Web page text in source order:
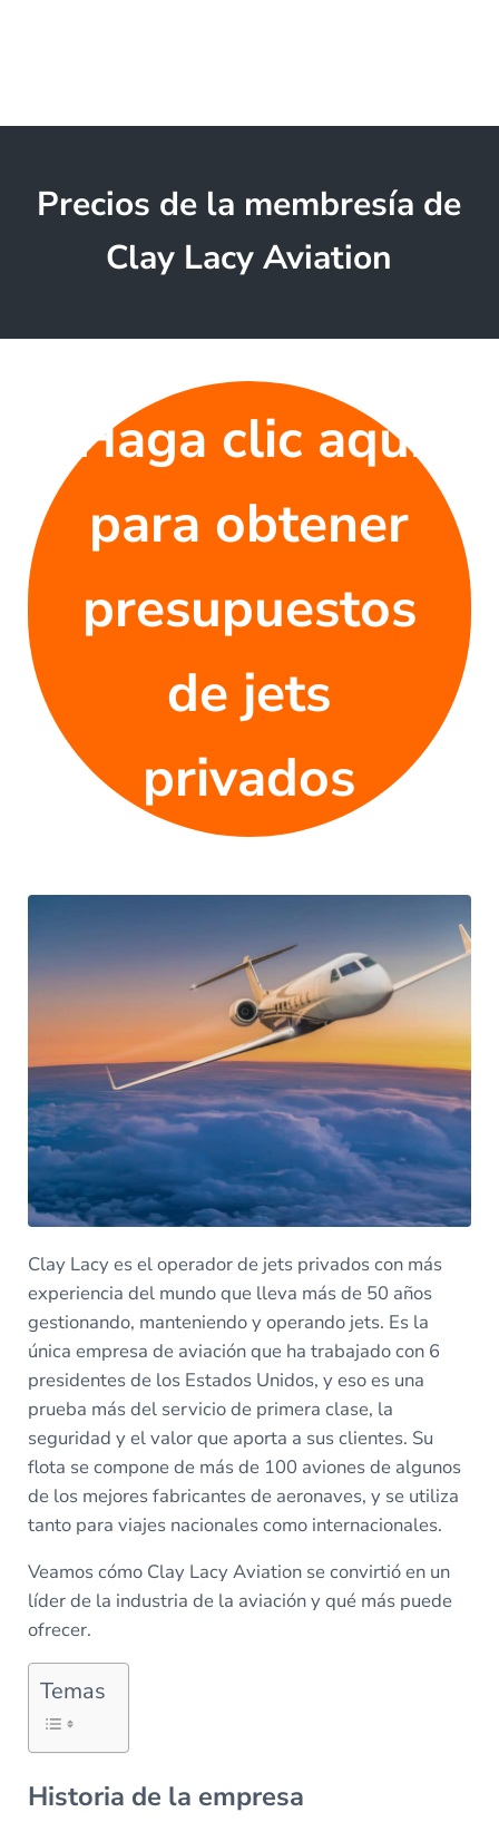
Precios de la membresía de
Clay Lacy Aviation
Haga clic aquí
para obtener
presupuestos
de jets
privados
Clay Lacy es el operador de jets privados con más
experiencia del mundo que lleva más de 50 años
gestionando, manteniendo y operando jets. Es la
única empresa de aviación que ha trabajado con 6
presidentes de los Estados Unidos, y eso es una
prueba más del servicio de primera clase, la
seguridad y el valor que aporta a sus clientes. Su
flota se compone de más de 100 aviones de algunos
de los mejores fabricantes de aeronaves, y se utiliza
tanto para viajes nacionales como internacionales.
Veamos cómo Clay Lacy Aviation se convirtió en un
líder de la industria de la aviación y qué más puede
ofrecer.
Temas
Historia de la empresa